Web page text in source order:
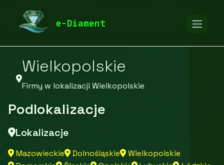
e-Diament
diamentspa.pl
Wielkopolskie
Firmy w lokalizacji Wielkopolskie
Podlokalizacje
Lokalizacje
Mazowieckie Dolnośląskie
Wielkopolskie